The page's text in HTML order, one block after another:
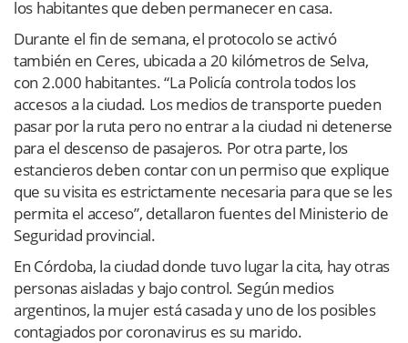
los habitantes que deben permanecer en casa.
Durante el fin de semana, el protocolo se activó
también en Ceres, ubicada a 20 kilómetros de Selva,
con 2.000 habitantes. “La Policía controla todos los
accesos a la ciudad. Los medios de transporte pueden
pasar por la ruta pero no entrar a la ciudad ni detenerse
para el descenso de pasajeros. Por otra parte, los
estancieros deben contar con un permiso que explique
que su visita es estrictamente necesaria para que se les
permita el acceso”, detallaron fuentes del Ministerio de
Seguridad provincial.
En Córdoba, la ciudad donde tuvo lugar la cita, hay otras
personas aisladas y bajo control. Según medios
argentinos, la mujer está casada y uno de los posibles
contagiados por coronavirus es su marido.